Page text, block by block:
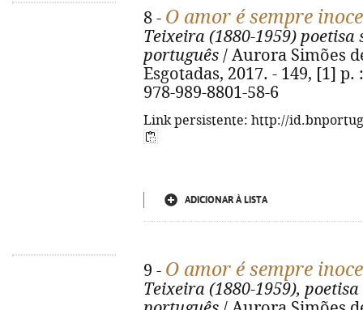
8 - O amor é sempre
Teixeira (1880-1959)
português / Aurora Simões
Esgotadas, 2017. - 149, [1]
978-989-8801-58-6
Link persistente: http://
ADICIONAR À LISTA
9 - O amor é sempre
Teixeira (1880-1959),